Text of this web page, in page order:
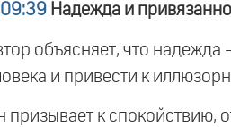
Надежда и
объясняет, что
и привести к
призывает к спокойствию,